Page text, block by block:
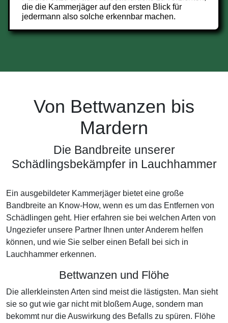
die die Kammerjäger auf den ersten Blick für
jedermann also solche erkennbar machen.
Von Bettwanzen bis
Mardern
Die Bandbreite unserer
Schädlingsbekämpfer in Lauchhammer
Ein ausgebildeter Kammerjäger bietet eine große
Bandbreite an Know-How, wenn es um das Entfernen von
Schädlingen geht. Hier erfahren sie bei welchen Arten von
Ungeziefer unsere Partner Ihnen unter Anderem helfen
können, und wie Sie selber einen Befall bei sich in
Lauchhammer erkennen.
Bettwanzen und Flöhe
Die allerkleinsten Arten sind meist die lästigsten. Man sieht
sie so gut wie gar nicht mit bloßem Auge, sondern man
bekommt nur die Auswirkung des Befalls zu spüren. Flöhe